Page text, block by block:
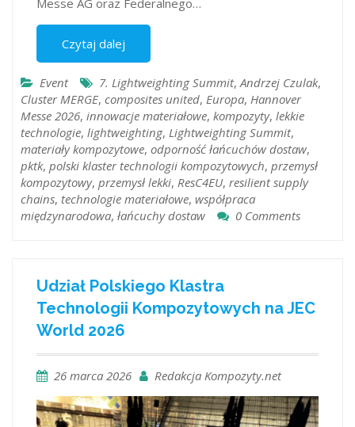
Czytaj dalej
Event 7. Lightweighting Summit, Andrzej Czulak,
Cluster MERGE, composites united, Europa, Hannover
Messe 2026, innowacje materiałowe, kompozyty, lekkie
technologie, lightweighting, Lightweighting Summit,
materiały kompozytowe, odporność łańcuchów dostaw,
pktk, polski klaster technologii kompozytowych, przemysł
kompozytowy, przemysł lekki, ResC4EU, resilient supply
chains, technologie materiałowe, współpraca
międzynarodowa, łańcuchy dostaw 0 Comments
Udział Polskiego Klastra
Technologii Kompozytowych na JEC
World 2026
26 marca 2026 Redakcja Kompozyty.net